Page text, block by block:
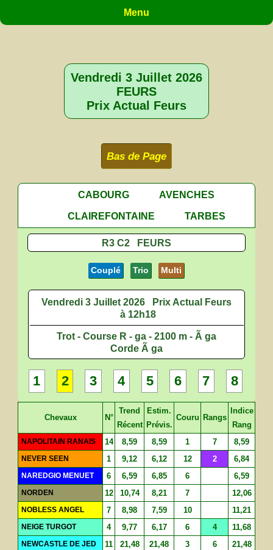
Menu
Vendredi 3 Juillet 2026
FEURS
Prix Actual Feurs
Bas de Page
CABOURG
AVENCHES
CLAIREFONTAINE
TARBES
R3 C2 FEURS
Couplé Trio Multi
Vendredi 3 Juillet 2026
Prix Actual Feurs
à 12h18
Trot - Course R - ga - 2100 m - Ã ga
Corde Ã ga
1 2 3 4 5 6 7 8
Chevaux N°
Trend
Récent
Estim.
Prévis.
Couru Rangs
Indice
Rang
NAPOLITAIN RANAIS 14 8,59 8,59 1 7 8,59
NEVER SEEN 1 9,12 6,12 12 2 6,84
NAREDGIO MENUET 6 6,59 6,85 6 6,59
NORDEN 12 10,74 8,21 7 12,06
NOBLESS ANGEL 7 8,98 7,59 10 11,21
NEIGE TURGOT 4 9,77 6,17 6 4 11,68
NEWCASTLE DE JED 11 21,48 21,48 3 6 21,48